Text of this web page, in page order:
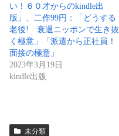
い！６０才からのkindle出
版」、二作99円：「どうする
老後! 衰退ニッポンで生き抜
く極意」「派遣から正社員！
面接の極意」
2023年3月19日
kindle出版
未分類